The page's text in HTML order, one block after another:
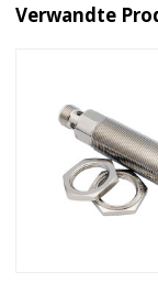
Verwandte